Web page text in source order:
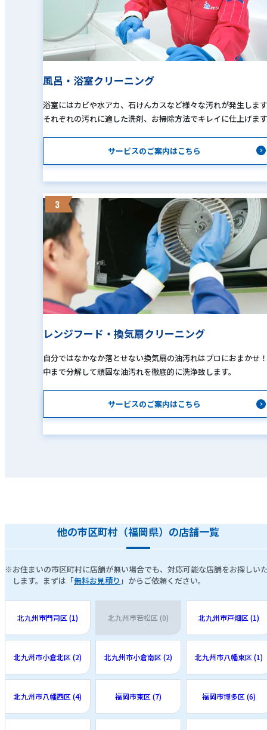
風呂・浴室クリーニング
浴室にはカビや水アカ、石けんカスなど様々な汚れが発生しま
それぞれの汚れに適した洗剤、お掃除方法でキレイに仕上げま
サービスのご案内はこちら
3
レンジフード・換気扇クリーニング
自分ではなかなか落とせない換気扇の油汚れはプロにおまかせ！
中まで分解して頑固な油汚れを徹底的に洗浄致します。
サービスのご案内はこちら
他の市区町村（福岡県）の店舗一覧
※お住まいの市区町村に店舗が無い場合でも、対応可能な店舗をお探しい
します。まずは「無料お見積り 」からご依頼ください。
北九州市門司区 (1) 北九州市若松区 (0) 北九州市戸畑区 (1)
北九州市小倉北区 (2) 北九州市小倉南区 (2) 北九州市八幡東区 (1)
北九州市八幡西区 (4) 福岡市東区 (7) 福岡市博多区 (6)